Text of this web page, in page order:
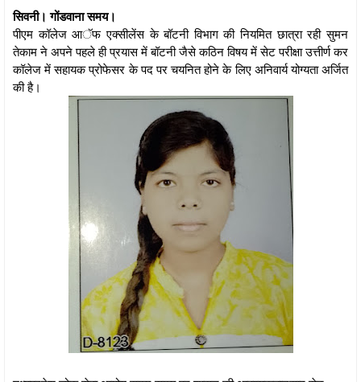
सिवनी। गोंडवाना समय।
पीएम कॉलेज आॅफ एक्सीलेंस के बॉटनी विभाग की नियमित छात्रा रही सुमन
तेकाम ने अपने पहले ही प्रयास में बॉटनी जैसे कठिन विषय में सेट परीक्षा उत्तीर्ण कर
कॉलेज में सहायक प्रोफेसर के पद पर चयनित होने के लिए अनिवार्य योग्यता अर्जित
की है।